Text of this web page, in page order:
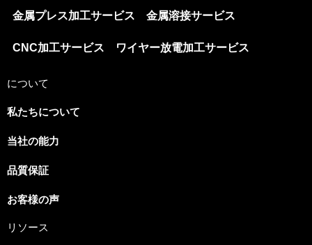
金属プレス加工サービス 金属溶接サービス
CNC加工サービス ワイヤー放電加工サービス
について
私たちについて
当社の能力
品質保証
お客様の声
リソース